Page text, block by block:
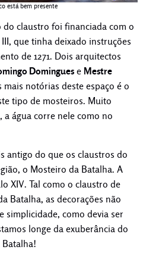
está bem presente
do claustro foi financiada com o
que tinha deixado instruções
de 1271. Dois arquitectos
Dominguese Mestre
mais notórias deste espaço é o
tipo de mosteiros. Muito
água corre nele como no
antigo do que os claustros do
o Mosteiro da Batalha. A
XIV. Tal como o claustro de
Batalha, as decorações não
simplicidade, como devia ser
longe da exuberância do